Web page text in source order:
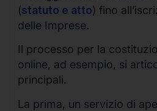
(statuto e atto) fino
delle Imprese.
Il processo per la
online, ad esempio, si
principali.
La prima, un servizio di